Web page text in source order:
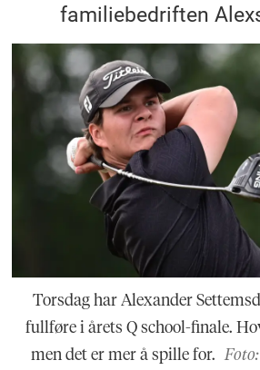
familiebedriften
Torsdag har Alexander
fullføre i årets Q school-finale.
men det er mer å spille for.